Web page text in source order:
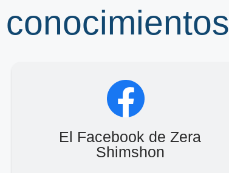
conocimientos
El Facebook de Zera
Shimshon